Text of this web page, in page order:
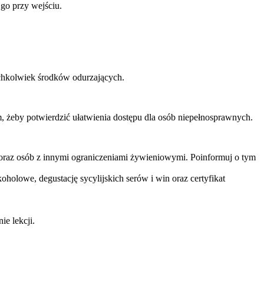
przy wejściu.
środków odurzających.
potwierdzić ułatwienia dostępu dla osób niepełnosprawnych.
osób z innymi ograniczeniami żywieniowymi. Poinformuj o tym
degustację sycylijskich serów i win oraz certyfikat
lekcji.